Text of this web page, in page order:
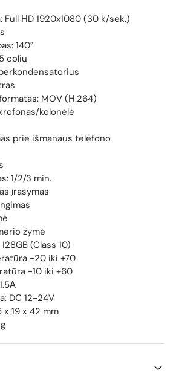
Full НD 1920x1080 (30 k/sek.)
140°
colių
MOV (Н.264)
kolonėlė
prie išmanaus telefono
1/2/3 min.
įrašymas
žymė
(Class 10)
-20 iki +70
-10 iki +60
DС 12-24V
19 х 42 mm